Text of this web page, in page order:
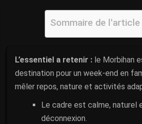
Sommaire de l'article
L’essentiel a retenir : le Morbihan
destination pour un week-end en
mêler repos, nature et activités
Le cadre est calme, naturel
déconnexion.